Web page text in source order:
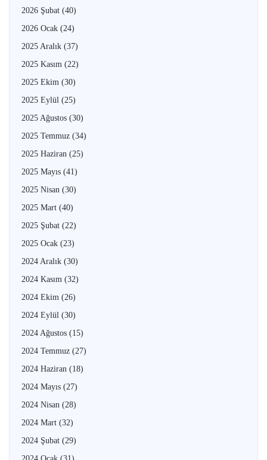
2026 Şubat (40)
2026 Ocak (24)
2025 Aralık (37)
2025 Kasım (22)
2025 Ekim (30)
2025 Eylül (25)
2025 Ağustos (30)
2025 Temmuz (34)
2025 Haziran (25)
2025 Mayıs (41)
2025 Nisan (30)
2025 Mart (40)
2025 Şubat (22)
2025 Ocak (23)
2024 Aralık (30)
2024 Kasım (32)
2024 Ekim (26)
2024 Eylül (30)
2024 Ağustos (15)
2024 Temmuz (27)
2024 Haziran (18)
2024 Mayıs (27)
2024 Nisan (28)
2024 Mart (32)
2024 Şubat (29)